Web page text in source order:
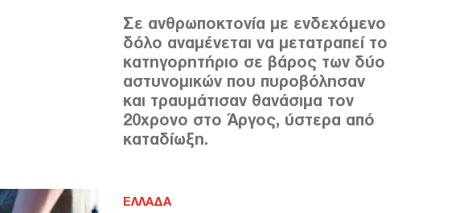
Σε ανθρωποκτονία με ενδεχόμενο
δόλο αναμένεται να μετατραπεί το
κατηγορητήριο σε βάρος των δύο
αστυνομικών που πυροβόλησαν
και τραυμάτισαν θανάσιμα τον
20χρονο στο Άργος, ύστερα από
καταδίωξη.
ΕΛΛΑΔΑ